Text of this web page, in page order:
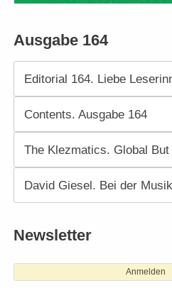
Ausgabe 164
Editorial 164. Liebe
Contents. Ausgabe 164
The Klezmatics. Global But
David Giesel. Bei der
Newsletter
Anmelden